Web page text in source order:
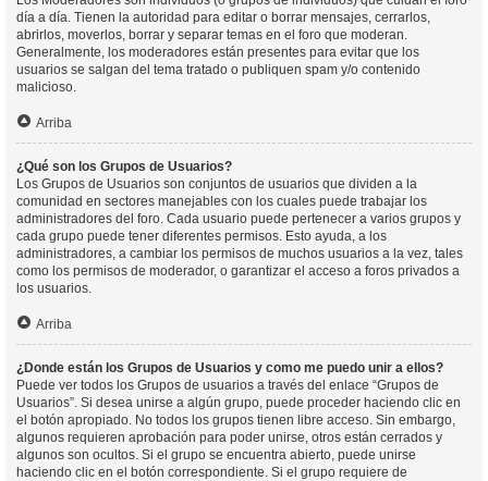
día a día. Tienen la autoridad para editar o borrar mensajes, cerrarlos,
abrirlos, moverlos, borrar y separar temas en el foro que moderan.
Generalmente, los moderadores están presentes para evitar que los
usuarios se salgan del tema tratado o publiquen spam y/o contenido
malicioso.
Arriba
¿Qué son los Grupos de Usuarios?
Los Grupos de Usuarios son conjuntos de usuarios que dividen a la
comunidad en sectores manejables con los cuales puede trabajar los
administradores del foro. Cada usuario puede pertenecer a varios grupos y
cada grupo puede tener diferentes permisos. Esto ayuda, a los
administradores, a cambiar los permisos de muchos usuarios a la vez, tales
como los permisos de moderador, o garantizar el acceso a foros privados a
los usuarios.
Arriba
¿Donde están los Grupos de Usuarios y como me puedo unir a ellos?
Puede ver todos los Grupos de usuarios a través del enlace “Grupos de
Usuarios”. Si desea unirse a algún grupo, puede proceder haciendo clic en
el botón apropiado. No todos los grupos tienen libre acceso. Sin embargo,
algunos requieren aprobación para poder unirse, otros están cerrados y
algunos son ocultos. Si el grupo se encuentra abierto, puede unirse
haciendo clic en el botón correspondiente. Si el grupo requiere de